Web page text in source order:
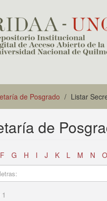
de Posgrado Listar
de
F G H I J K L M N O